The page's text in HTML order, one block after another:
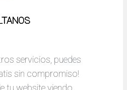
servicios, puedes
sin compromiso!
tu website viendo